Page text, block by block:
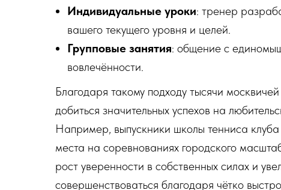
Индивидуальные уроки: тренер
вашего текущего уровня и целей.
Групповые занятия: общение с
вовлечённости.
Благодаря такому подходу тысячи
добиться значительных успехов на
Например, выпускники школы тенниса
места на соревнованиях городского
рост уверенности в собственных силах и
совершенствоваться благодаря чётко